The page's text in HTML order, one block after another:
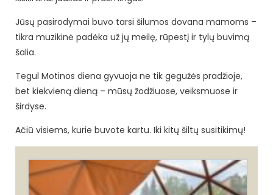
Jūsų pasirodymai buvo tarsi šilumos dovana mamoms –
tikra muzikinė padėka už jų meilę, rūpestį ir tylų buvimą
šalia.
Tegul Motinos diena gyvuoja ne tik gegužės pradžioje,
bet kiekvieną dieną – mūsų žodžiuose, veiksmuose ir
širdyse.
Ačiū visiems, kurie buvote kartu. Iki kitų šiltų susitikimų!